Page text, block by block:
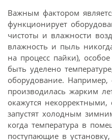
Важным фактором
функционирует
чистоты и влажности
влажность и пыль
на процесс пайки),
быть уделено
оборудование. Например,
производилась жарким
окажутся
запустят холодным
когда температура в
поступающие в